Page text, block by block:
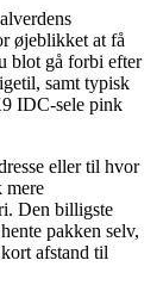
øjeblikket at få
blot gå forbi efter
samt typisk
IDC-sele pink
eller til hvor
mere
Den billigste
pakken selv,
afstand til